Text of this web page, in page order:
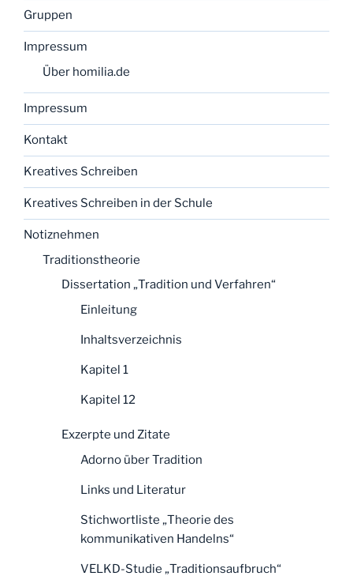
Gruppen
Impressum
Über homilia.de
Impressum
Kontakt
Kreatives Schreiben
Kreatives Schreiben in der Schule
Notiznehmen
Traditionstheorie
Dissertation „Tradition und Verfahren“
Einleitung
Inhaltsverzeichnis
Kapitel 1
Kapitel 12
Exzerpte und Zitate
Adorno über Tradition
Links und Literatur
Stichwortliste „Theorie des
kommunikativen Handelns“
VELKD-Studie „Traditionsaufbruch“